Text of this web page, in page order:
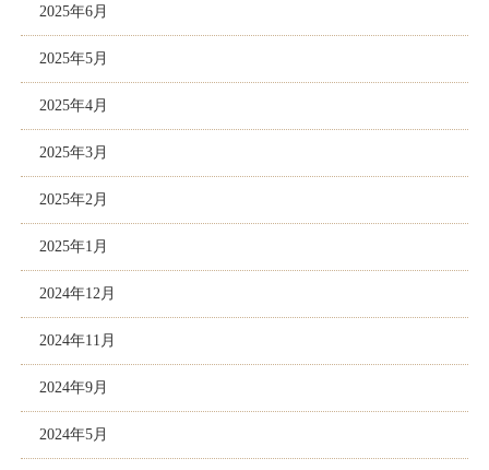
2025年6月
2025年5月
2025年4月
2025年3月
2025年2月
2025年1月
2024年12月
2024年11月
2024年9月
2024年5月